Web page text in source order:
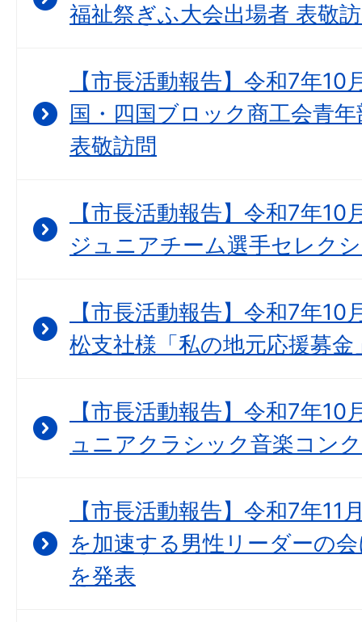
福祉祭ぎふ大会出場者 表敬
【市長活動報告】令和7年10
国・四国ブロック商工会青
表敬訪問
【市長活動報告】令和7年
ジュニアチーム選手セレク
【市長活動報告】令和7年
松支社様「私の地元応援募金
【市長活動報告】令和7年
ュニアクラシック音楽コン
【市長活動報告】令和7年11
を加速する男性リーダーの
を発表